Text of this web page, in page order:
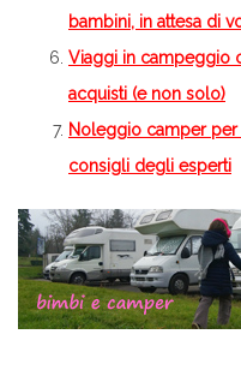
bambini, in attesa di
Viaggi in campeggio
acquisti (e non solo)
Noleggio camper
consigli degli esperti